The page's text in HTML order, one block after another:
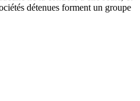
détenues forment un groupe